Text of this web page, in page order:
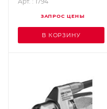
ЗАПРОС ЦЕНЫ
В КОРЗИНУ